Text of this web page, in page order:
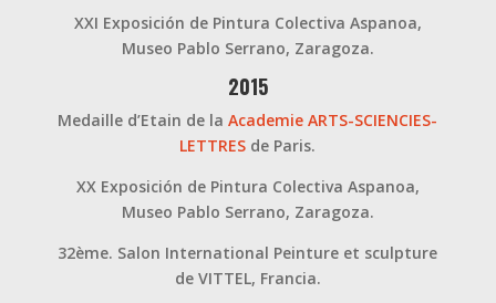
XXI Exposición de Pintura Colectiva Aspanoa,
Museo Pablo Serrano, Zaragoza.
2015
Medaille d’Etain de laAcademie ARTS-SCIENCIES-
LETTRES de Paris.
XX Exposición de Pintura Colectiva Aspanoa,
Museo Pablo Serrano, Zaragoza.
32ème. Salon International Peinture et sculpture
de VITTEL, Francia.